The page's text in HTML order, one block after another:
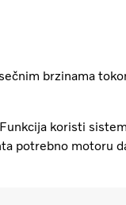
brzinama
koristi
potrebno motoru